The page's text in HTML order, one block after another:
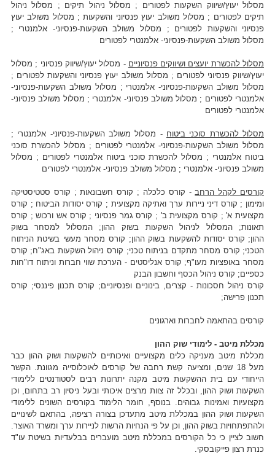
מסלול יעוץ/שיווק השקעות לפטורים ; מסלול ניהול תיקים ; מסלול ניהול
תיקים לפטורים ; מסלול משולב יעוץ פנסיוני והשקעות ; מסלול משולב יעוץ
פנסיוני והשקעות לפטורים ; מסלול משולב השקעות-פנסיוני- אלמנטרי ;
מסלול משולב השקעות-פנסיוני- אלמנטרי לפטורים
מסלול להכשרת יועצים ושיווקים פנסיוניים - מסלול יעוץ/שיווק פנסיוני ; מסלול
יעוץ/שיווק פנסיוני לפטורים ; מסלול משולב יעוץ פנסיוני והשקעות לפטורים ;
מסלול משולב השקעות-פנסיוני- אלמנטרי ; מסלול משולב השקעות-פנסיוני-
אלמנטרי לפטורים ; מסלול משולב פנסיוני- אלמנטרי ; מסלול משולב פנסיוני-
אלמנטרי לפטורים
מסלול להכשרת סוכני ביטוח - מסלול משולב השקעות-פנסיוני- אלמנטרי ;
מסלול משולב השקעות-פנסיוני- אלמנטרי לפטורים ; מסלול להכשרת סוכני
ביטוח אלמנטרי ; מסלול להכשרת סוכני ביטוח אלמנטרי לפטורים ; מסלול
משולב פנסיוני- אלמנטרי ; מסלול משולב פנסיוני- אלמנטרי לפטורים
קורסים לקהל הרחב- קורס כלכלה ; קורס חשבונאות ; קורס סטטיסטיקה
ומימון ; קורס דיני ניירות ערך ואתיקה מקצועית ; קורס יסודות הביטוח ; קורס
מקצועית א' ; קורס מקצועית ב' ; קורס גמר פנסיוני ; קורס אש ורכוש ; קורס
תאונות; המסלול לניהול השקעות בשוק ההון; המסלול למסחר בשוק
ההון; קורס יסודות להשקעות בשוק ההון; קורס מסחר מעשי בשיטת הניתוח
הטכני; קורס מסחר מתקדם בניתוח טכני; קורס ניהול השקעות באג"ח; קורס
מסחר באופציות מעו"ף; קורס אנליסטים - הערכת שווי חברות וניתוח דו"חות
כספיים; קורס ניהול הכסף וחשבון הבנק
קורס ניהול חסכונות - קצרים, בינוניים ופנסיוניים; קורס תכנון פיננסי; קורס
תכנון פרישה;
קורסים בהתאמה לחברות וארגונים
מכללת מיטב - לימודי שוק ההון
מכללת מיטב מעניקה כלים מקצועיים ואיכותיים להשקעות ושוק ההון כבר
מעל 18 שנים, ומציעה קשת רחבה של קורסים לאוכלוסייה מגוונת. הקשר
הייחודי עם בית ההשקעות מיטב מקנה יתרונות רבים לסטודנטים ללימודי
השקעות ושוק ההון, ובכלל זה צוות מרצים איכותי ובעל ניסיון רב בתחום, וכן
מקצועיות ואמינות גבוהים. בנוסף, חומר הלימוד בקורסים השונים ללימודי
השקעות ושוק ההון במכללת מיטב מתעדכן בצורה רציפה, בהתאם לשינויים
ולהתפתחויות בשוק ההון, וכן על פי הנחיות הרשות לניירות ערך ומשרד האוצר.
חשוב לציין כי כל הקורסים במכללת מיטב מועברים בבלעדיות בשיטת עו"ד
כנרת רצון פייקובסקי.